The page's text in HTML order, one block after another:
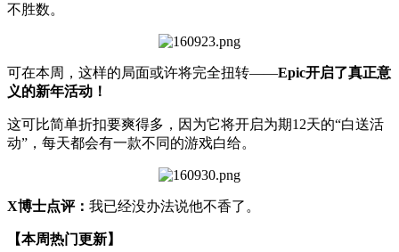
不胜数。
可在本周，这样的局面或许将完全扭转——Epic开启了真正意
义的新年活动！
这可比简单折扣要爽得多，因为它将开启为期12天的“白送活
动”，每天都会有一款不同的游戏白给。
X博士点评： 我已经没办法说他不香了。
【本周热门更新】